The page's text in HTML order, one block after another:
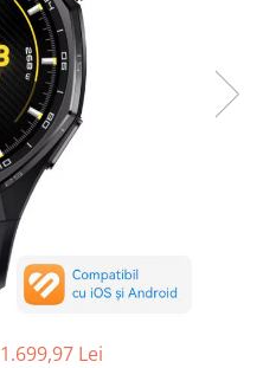
1.699,97 Lei